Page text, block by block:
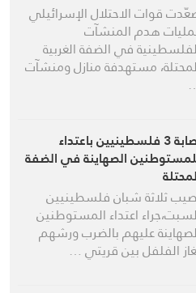
قوات الاحتلال الإسرائيلي
هدم المنشآت
في الضفة الغربية
مستهدفة منازل ومنشآت
إصابة 3 فلسطينيين باعتداء
الصهاينة في الضفة
ثلاثة شبان فلسطينيين
اعتداء المستوطنين
عليهم بالضرب ورشهم
الفلفل بين قريتي …